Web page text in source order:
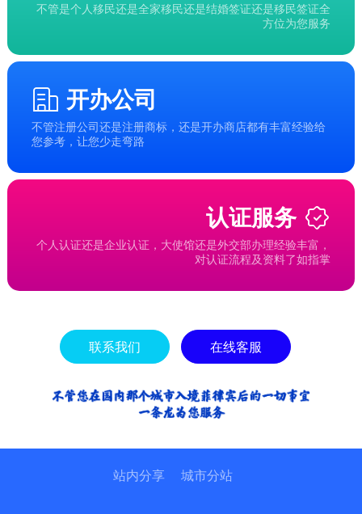
不管是个人移民还是全家移民还是结婚签证还是移民签证全
方位为您服务
开办公司
不管注册公司还是注册商标，还是开办商店都有丰富经验给
您参考，让您少走弯路
认证服务
个人认证还是企业认证，大使馆还是外交部办理经验丰富，
对认证流程及资料了如指掌
联系我们 在线客服
站内分享 城市分站